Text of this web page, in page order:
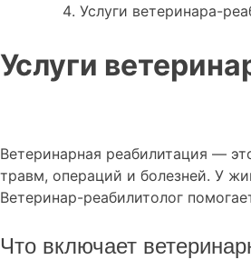
Услуги ветеринара-
Услуги
Ветеринарная реабилитация —
травм, операций и болезней. У
Ветеринар-реабилитолог
Что включает